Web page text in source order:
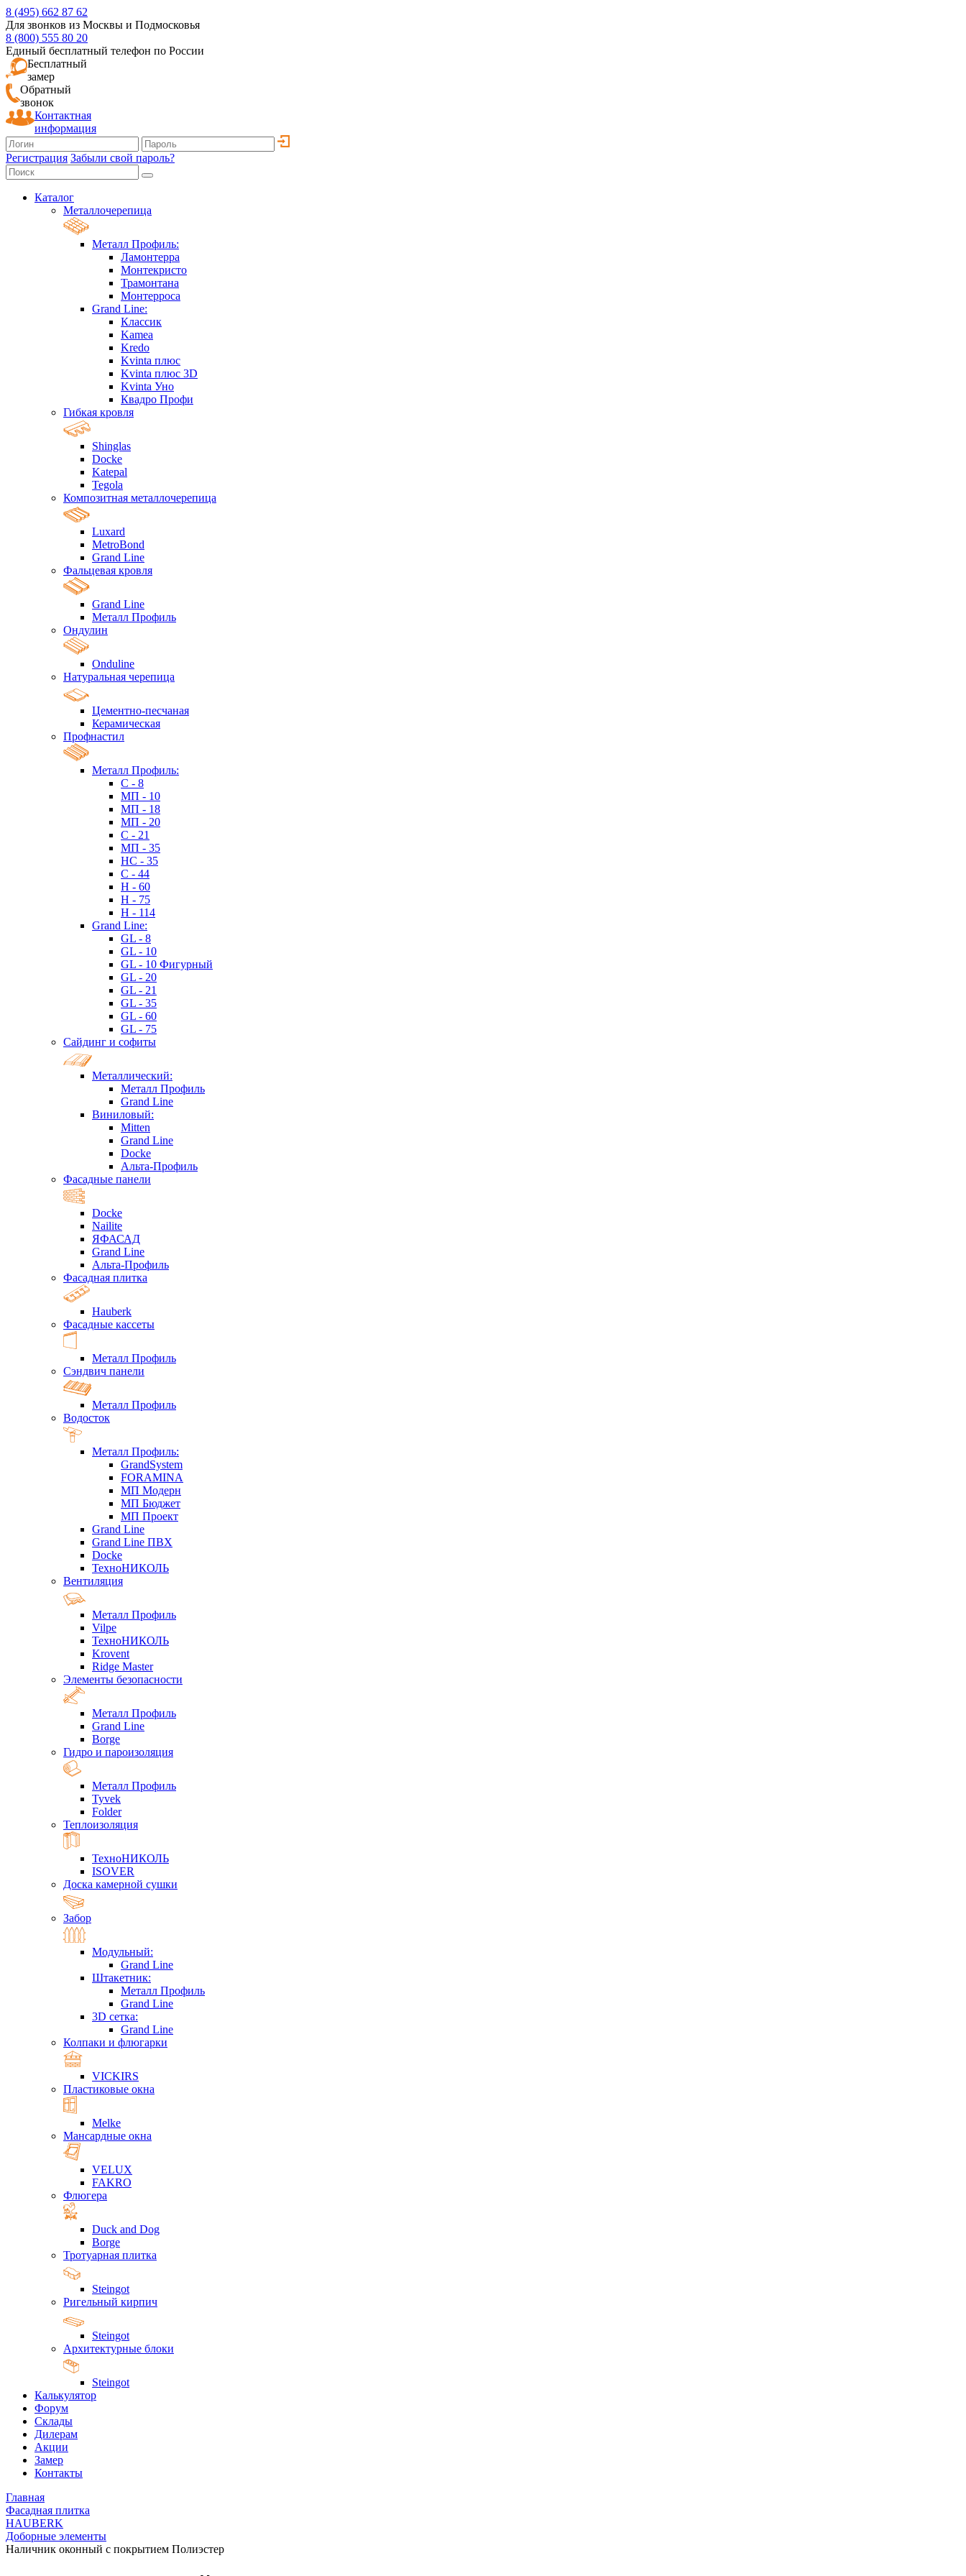
8 (495) 662 87 62
Для звонков из Москвы и Подмосковья
8 (800) 555 80 20
Единый бесплатный телефон по России
Бесплатный
замер
Обратный
звонок
Контактная
информация
Регистрация Забыли свой пароль?
Каталог
Металлочерепица
Металл Профиль:
Ламонтерра
Монтекристо
Трамонтана
Монтерроса
Grand Line:
Классик
Kamea
Kredo
Kvinta плюс
Kvinta плюс 3D
Kvinta Уно
Квадро Профи
Гибкая кровля
Shinglas
Docke
Katepal
Tegola
Композитная металлочерепица
Luxard
MetroBond
Grand Line
Фальцевая кровля
Grand Line
Металл Профиль
Ондулин
Onduline
Натуральная черепица
Цементно-песчаная
Керамическая
Профнастил
Металл Профиль:
C - 8
МП - 10
МП - 18
МП - 20
C - 21
МП - 35
HC - 35
C - 44
H - 60
H - 75
H - 114
Grand Line:
GL - 8
GL - 10
GL - 10 Фигурный
GL - 20
GL - 21
GL - 35
GL - 60
GL - 75
Сайдинг и софиты
Металлический:
Металл Профиль
Grand Line
Виниловый:
Mitten
Grand Line
Docke
Альта-Профиль
Фасадные панели
Docke
Nailite
ЯФАСАД
Grand Line
Альта-Профиль
Фасадная плитка
Hauberk
Фасадные кассеты
Металл Профиль
Сэндвич панели
Металл Профиль
Водосток
Металл Профиль:
GrandSystem
FORAMINA
МП Модерн
МП Бюджет
МП Проект
Grand Line
Grand Line ПВХ
Docke
ТехноНИКОЛЬ
Вентиляция
Металл Профиль
Vilpe
ТехноНИКОЛЬ
Krovent
Ridge Master
Элементы безопасности
Металл Профиль
Grand Line
Borge
Гидро и пароизоляция
Металл Профиль
Tyvek
Folder
Теплоизоляция
ТехноНИКОЛЬ
ISOVER
Доска камерной сушки
Забор
Модульный:
Grand Line
Штакетник:
Металл Профиль
Grand Line
3D сетка:
Grand Line
Колпаки и флюгарки
VICKIRS
Пластиковые окна
Melke
Мансардные окна
VELUX
FAKRO
Флюгера
Duck and Dog
Borge
Тротуарная плитка
Steingot
Ригельный кирпич
Steingot
Архитектурные блоки
Steingot
Калькулятор
Форум
Склады
Дилерам
Акции
Замер
Контакты
Главная
Фасадная плитка
HAUBERK
Доборные элементы
Наличник оконный с покрытием Полиэстер